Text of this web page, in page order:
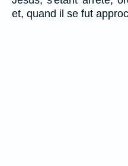
et, quand il se fut